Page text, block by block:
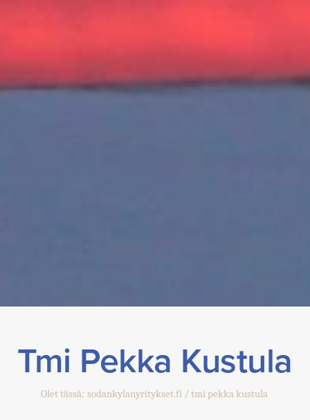
Tmi Pekka Kustula
Olet tässä: sodankylanyritykset.fi tmi pekka kustula